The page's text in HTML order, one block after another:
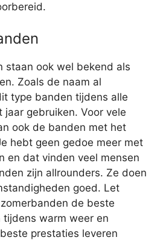
staan ook wel bekend als
Zoals de naam al
type banden tijdens alle
jaar gebruiken. Voor vele
ook de banden met het
hebt geen gedoe meer met
en dat vinden veel mensen
zijn allrounders. Ze doen
goed. Let
de beste
tijdens warm weer en
prestaties leveren